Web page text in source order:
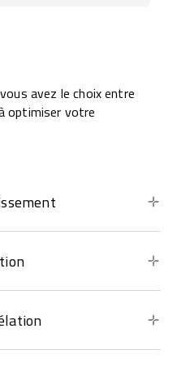
avez le choix entre
optimiser votre